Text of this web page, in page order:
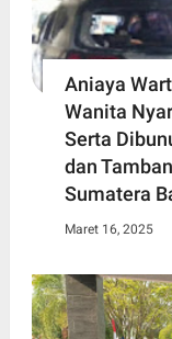
Aniaya
Wanita
Serta
dan
Sumatera
Maret 16, 2025